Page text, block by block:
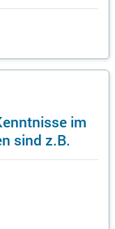
im
sind z.B.